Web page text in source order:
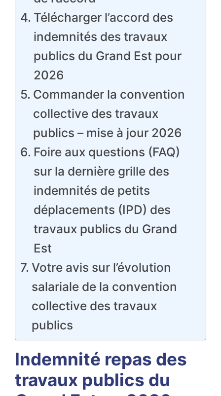
Télécharger l’accord des
indemnités des travaux
publics du Grand Est pour
2026
Commander la convention
collective des travaux
publics – mise à jour 2026
Foire aux questions (FAQ)
sur la dernière grille des
indemnités de petits
déplacements (IPD) des
travaux publics du Grand
Est
Votre avis sur l’évolution
salariale de la convention
collective des travaux
publics
Indemnité repas des
travaux publics du